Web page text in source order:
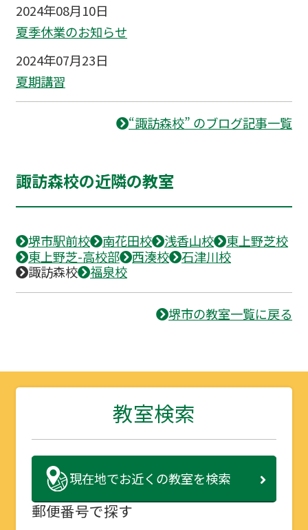
2024年08月10日
夏季休業のお知らせ
2024年07月23日
夏期講習
“諏訪森校” のブログ記事一覧
諏訪森校の近隣の教室
堺市駅前校 南花田校 浅香山校
東上野芝校
東上野芝-高校部
西湊校
石津川校
諏訪森校
福泉校
堺市の教室一覧に戻る
教室検索
現在地でお近くの教室を検索
郵便番号で探す